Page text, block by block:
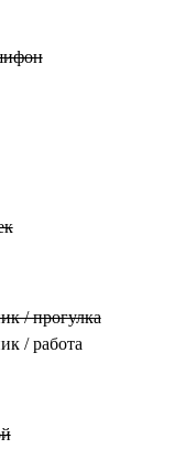
/ прогулка
/ работа